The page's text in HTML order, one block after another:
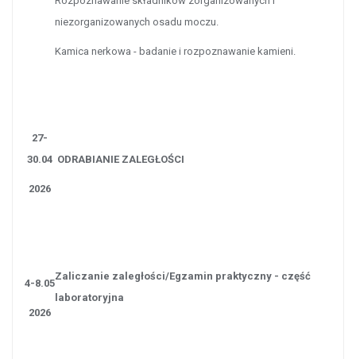
niezorganizowanych osadu moczu.
Kamica nerkowa - badanie i rozpoznawanie kamieni.
27-
30.04
2026
ODRABIANIE ZALEGŁOŚCI
4-8.05
2026
Zaliczanie zaległości/Egzamin praktyczny - część
laboratoryjna